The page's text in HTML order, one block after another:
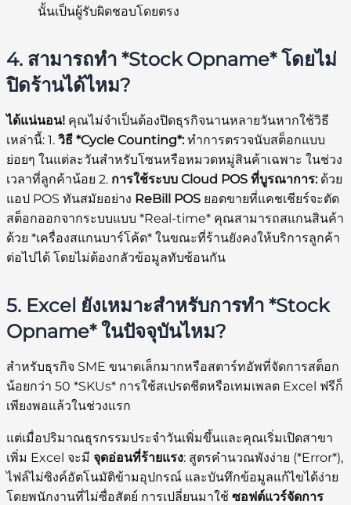
นั้นเป็นผู้รับผิดชอบโดยตรง
4. สามารถทำ *Stock Opname* โดยไม่
ปิดร้านได้ไหม?
ได้แน่นอน! คุณไม่จำเป็นต้องปิดธุรกิจนานหลายวันหากใช้วิธี
เหล่านี้: 1. วิธี *Cycle Counting*:ทำการตรวจนับสต็อกแบบ
ย่อยๆ ในแต่ละวันสำหรับโซนหรือหมวดหมู่สินค้าเฉพาะ ในช่วง
เวลาที่ลูกค้าน้อย 2. การใช้ระบบ Cloud POS ที่บูรณาการ:ด้วย
แอป POS ทันสมัยอย่าง ReBill POS ยอดขายที่แคชเชียร์จะตัด
สต็อกออกจากระบบแบบ *Real-time* คุณสามารถสแกนสินค้า
ด้วย *เครื่องสแกนบาร์โค้ด* ในขณะที่ร้านยังคงให้บริการลูกค้า
ต่อไปได้ โดยไม่ต้องกลัวข้อมูลทับซ้อนกัน
5. Excel ยังเหมาะสำหรับการทำ *Stock
Opname* ในปัจจุบันไหม?
สำหรับธุรกิจ SME ขนาดเล็กมากหรือสตาร์ทอัพที่จัดการสต็อก
น้อยกว่า 50 *SKUs* การใช้สเปรดชีตหรือเทมเพลต Excel ฟรีก็
เพียงพอแล้วในช่วงแรก
แต่เมื่อปริมาณธุรกรรมประจำวันเพิ่มขึ้นและคุณเริ่มเปิดสาขา
เพิ่ม Excel จะมี จุดอ่อนที่ร้ายแรง: สูตรคำนวณพังง่าย (*Error*),
ไฟล์ไม่ซิงค์อัตโนมัติข้ามอุปกรณ์ และบันทึกข้อมูลแก้ไขได้ง่าย
โดยพนักงานที่ไม่ซื่อสัตย์ การเปลี่ยนมาใช้ ซอฟต์แวร์จัดการ